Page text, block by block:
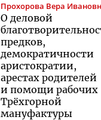
Прохорова Вера
О деловой
предков,
демократичности
аристократии,
арестах родителей
и помощи рабочих
Трёхгорной
мануфактуры